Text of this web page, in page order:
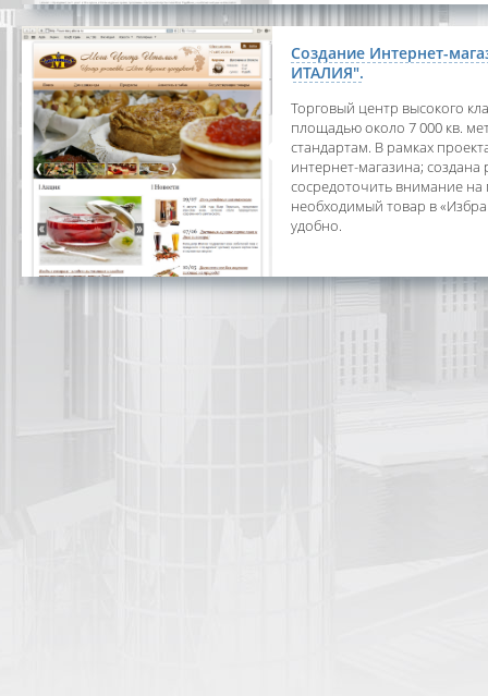
Создание Интернет-
ИТАЛИЯ".
Торговый центр высокого
площадью около 7 000 кв.
стандартам. В рамках
интернет-магазина;
сосредоточить внимание на
необходимый товар в
удобно.